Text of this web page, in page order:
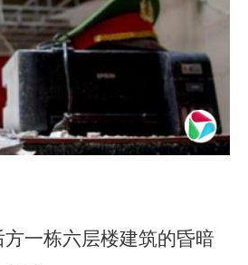
一栋六层楼建筑的昏暗